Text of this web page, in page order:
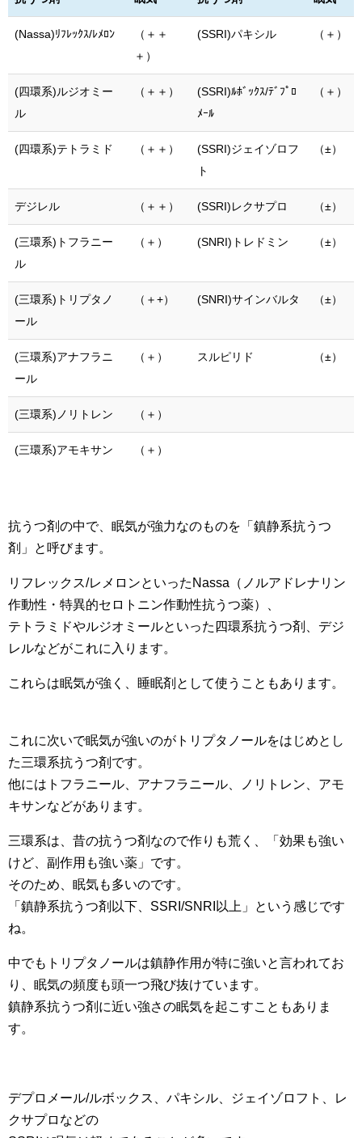
(Nassa)ﾘﾌﾚｯｸｽ/ﾚﾒﾛﾝ
（＋＋
＋）
(SSRI)パキシル （＋）
(四環系)ルジオミー
ル
（＋＋）
(SSRI)ﾙﾎﾞｯｸｽ/ﾃﾞﾌﾟﾛ
ﾒｰﾙ
（＋）
(四環系)テトラミド （＋＋）
(SSRI)ジェイゾロフ
ト
（±）
デジレル （＋＋） (SSRI)レクサプロ （±）
(三環系)トフラニー
ル
（＋） (SNRI)トレドミン （±）
(三環系)トリプタノ
ール
（＋+） (SNRI)サインバルタ （±）
(三環系)アナフラニ
ール
（＋） スルピリド （±）
(三環系)ノリトレン （＋）
(三環系)アモキサン （＋）
抗うつ剤の中で、眠気が強力なのものを「鎮静系抗うつ
剤」と呼びます。
リフレックス/レメロンといったNassa（ノルアドレナリン
作動性・特異的セロトニン作動性抗うつ薬）、
テトラミドやルジオミールといった四環系抗うつ剤、デジ
レルなどがこれに入ります。
これらは眠気が強く、睡眠剤として使うこともあります。
これに次いで眠気が強いのがトリプタノールをはじめとし
た三環系抗うつ剤です。
他にはトフラニール、アナフラニール、ノリトレン、アモ
キサンなどがあります。
三環系は、昔の抗うつ剤なので作りも荒く、「効果も強い
けど、副作用も強い薬」です。
そのため、眠気も多いのです。
「鎮静系抗うつ剤以下、SSRI/SNRI以上」という感じです
ね。
中でもトリプタノールは鎮静作用が特に強いと言われてお
り、眠気の頻度も頭一つ飛び抜けています。
鎮静系抗うつ剤に近い強さの眠気を起こすこともありま
す。
デプロメール/ルボックス、パキシル、ジェイゾロフト、レ
クサプロなどの